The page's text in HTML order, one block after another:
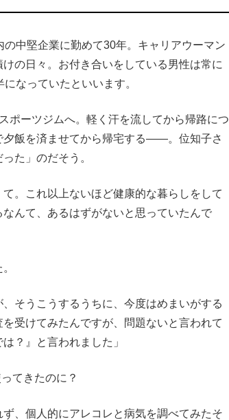
中堅企業に勤めて30年。キャリアウーマン
の日々。お付き合いをしている男性は常に
なっていたといいます。
ーツジムへ。軽く汗を流してから帰路につ
夕飯を済ませてから帰宅する――。位知子さ
た」のだそう。
。これ以上ないほど健康的な暮らしをして
んて、あるはずがないと思っていたんで
そうこうするうちに、今度はめまいがする
受けてみたんですが、問題ないと言われて
？』と言われました」
てきたのに？
、個人的にアレコレと病気を調べてみたそ